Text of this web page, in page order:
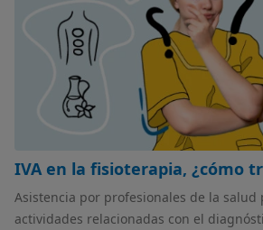
IVA en la fisioterapia, ¿cómo
Asistencia por profesionales de la salud
actividades relacionadas con el